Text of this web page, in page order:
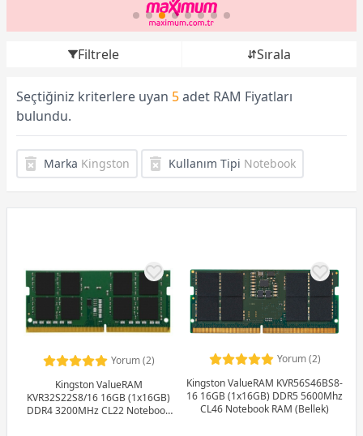
Filtrele Sırala
Seçtiğiniz kriterlere uyan 5adet RAM Fiyatları
bulundu.
Marka Kingston Kullanım Tipi Notebook
Yorum (2)
Kingston ValueRAM
KVR32S22S8/16 16GB (1x16GB)
DDR4 3200MHz CL22 Notebook
Yorum (2)
Kingston ValueRAM KVR56S46BS8-
16 16GB (1x16GB) DDR5 5600Mhz
CL46 Notebook RAM (Bellek)